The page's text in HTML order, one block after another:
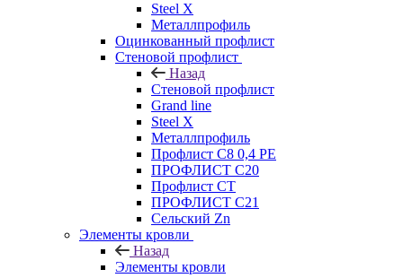
Steel X
Металлпрофиль
Оцинкованный профлист
Стеновой профлист
Назад
Стеновой профлист
Grand line
Steel X
Металлпрофиль
Профлист С8 0,4 РЕ
ПРОФЛИСТ С20
Профлист СТ
ПРОФЛИСТ С21
Сельский Zn
Элементы кровли
Назад
Элементы кровли